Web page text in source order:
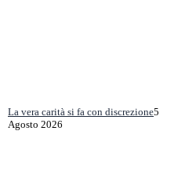
La vera carità si fa con discrezione5
Agosto 2026